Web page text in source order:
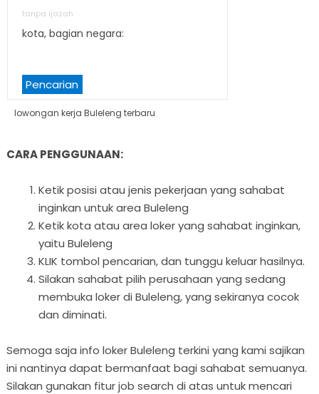
tanpa ijazah
kota, bagian negara:
Pencarian
lowongan kerja Buleleng terbaru
CARA PENGGUNAAN:
Ketik posisi atau jenis pekerjaan yang sahabat
inginkan untuk area Buleleng
Ketik kota atau area loker yang sahabat inginkan,
yaitu Buleleng
KLIK tombol pencarian, dan tunggu keluar hasilnya.
Silakan sahabat pilih perusahaan yang sedang
membuka loker di Buleleng, yang sekiranya cocok
dan diminati.
Semoga saja info loker Buleleng terkini yang kami sajikan
ini nantinya dapat bermanfaat bagi sahabat semuanya.
Silakan gunakan fitur job search di atas untuk mencari